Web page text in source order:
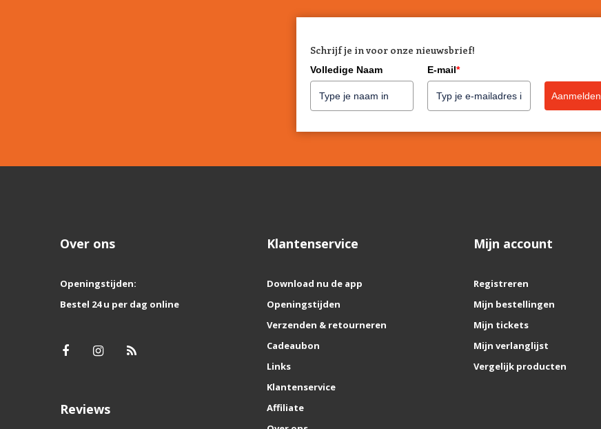
Schrijf je in voor onze nieuwsbrief!
Volledige Naam E-mail*
Aanmelden
Over ons
Openingstijden:
Bestel 24 u per dag online
Reviews
Klantenservice
Download nu de app
Openingstijden
Verzenden & retourneren
Cadeaubon
Links
Klantenservice
Affiliate
Mijn account
Registreren
Mijn bestellingen
Mijn tickets
Mijn verlanglijst
Vergelijk producten